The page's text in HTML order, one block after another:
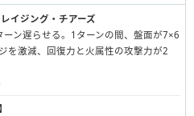
イジング・チアーズ
ーン遅らせる。1ターンの間、盤面が7×6
を激減、回復力と火属性の攻撃力が2